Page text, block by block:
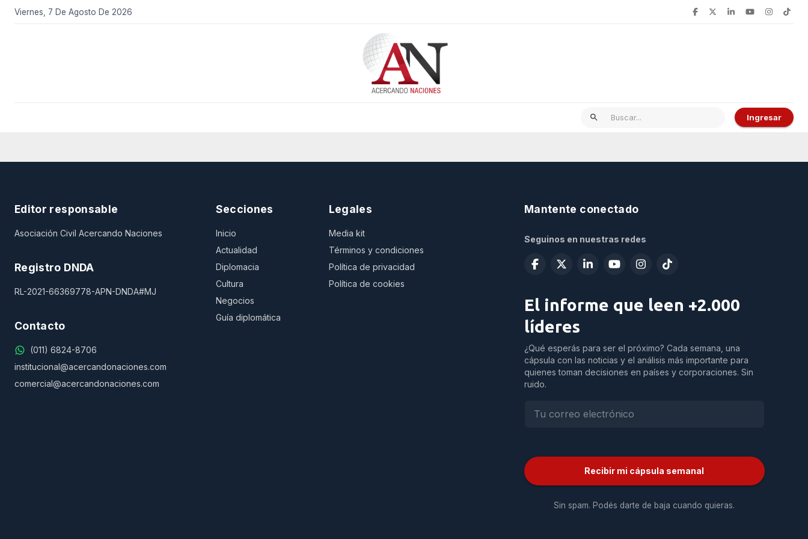
Viernes, 7 De Agosto De 2026
Ingresar
Editor responsable
Asociación Civil Acercando Naciones
Registro DNDA
RL-2021-66369778-APN-DNDA#MJ
Contacto
(011) 6824-8706
institucional@acercandonaciones.com
comercial@acercandonaciones.com
Secciones
Inicio
Actualidad
Diplomacia
Cultura
Negocios
Guía diplomática
Legales
Media kit
Términos y condiciones
Política de privacidad
Política de cookies
Mantente conectado
Seguinos en nuestras redes
El informe que leen +2.000
líderes
¿Qué esperás para ser el próximo? Cada semana, una
cápsula con las noticias y el análisis más importante para
quienes toman decisiones en países y corporaciones. Sin
ruido.
Recibir mi cápsula semanal
Sin spam. Podés darte de baja cuando quieras.